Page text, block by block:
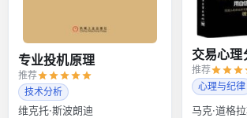
专业投机原理
推荐
技术分析
维克托·斯波朗迪
交易心理
推荐
心理与纪律
马克·道格